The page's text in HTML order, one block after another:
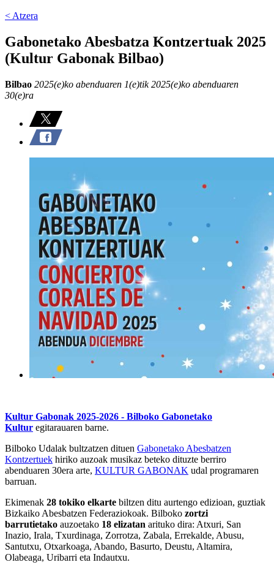
< Atzera
Gabonetako Abesbatza Kontzertuak 2025
(Kultur Gabonak Bilbao)
Bilbao 2025(e)ko abenduaren 1(e)tik 2025(e)ko abenduaren
30(e)ra
Kultur Gabonak 2025-2026 - Bilboko Gabonetako
Kultur egitarauaren barne.
Bilboko Udalak bultzatzen dituen Gabonetako Abesbatzen
Kontzertuek hiriko auzoak musikaz beteko dituzte berriro
abenduaren 30era arte, KULTUR GABONAK udal programaren
barruan.
Ekimenak 28 tokiko elkarte biltzen ditu aurtengo edizioan, guztiak
Bizkaiko Abesbatzen Federaziokoak. Bilboko zortzi
barrutietako auzoetako 18 elizatan arituko dira: Atxuri, San
Inazio, Irala, Txurdinaga, Zorrotza, Zabala, Errekalde, Abusu,
Santutxu, Otxarkoaga, Abando, Basurto, Deustu, Altamira,
Olabeaga, Uribarri eta Indautxu.